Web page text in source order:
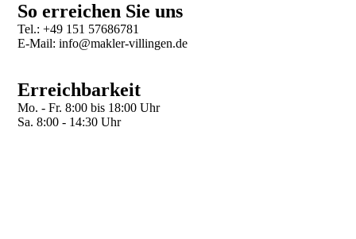
So erreichen Sie uns
Tel.: +49 151 57686781
E-Mail: info@makler-villingen.de
Erreichbarkeit
Mo. - Fr. 8:00 bis 18:00 Uhr
Sa. 8:00 - 14:30 Uhr